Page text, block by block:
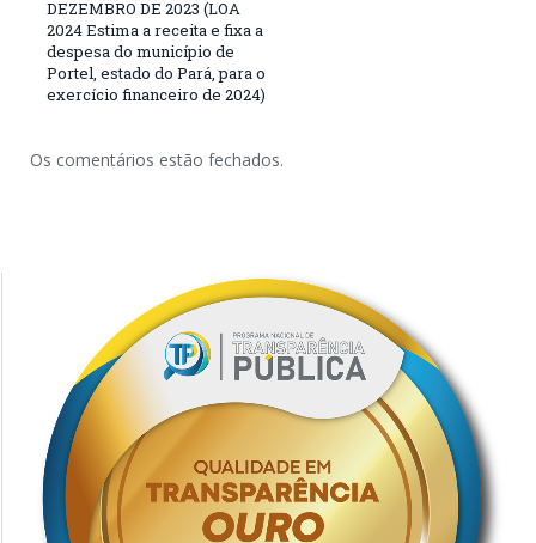
DEZEMBRO DE 2023 (LOA
2024 Estima a receita e fixa a
despesa do município de
Portel, estado do Pará, para o
exercício financeiro de 2024)
Os comentários estão fechados.